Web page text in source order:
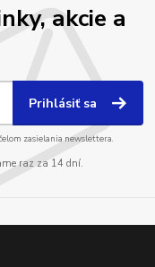
akcie a
Prihlásiť sa
zasielania newslettera.
raz za 14 dní.